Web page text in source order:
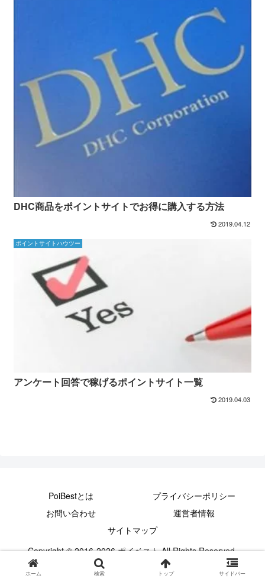
DHC商品をポイントサイトでお得に購入する方法
2019.04.12
ポイントサイトハウツー
アンケート回答で稼げるポイントサイト一覧
2019.04.03
PoiBestとは
プライバシーポリシー
お問い合わせ
運営者情報
サイトマップ
Copyright © 2016-2026 ポイベスト All Rights Reserved.
ホーム 検索 トップ サイドバー